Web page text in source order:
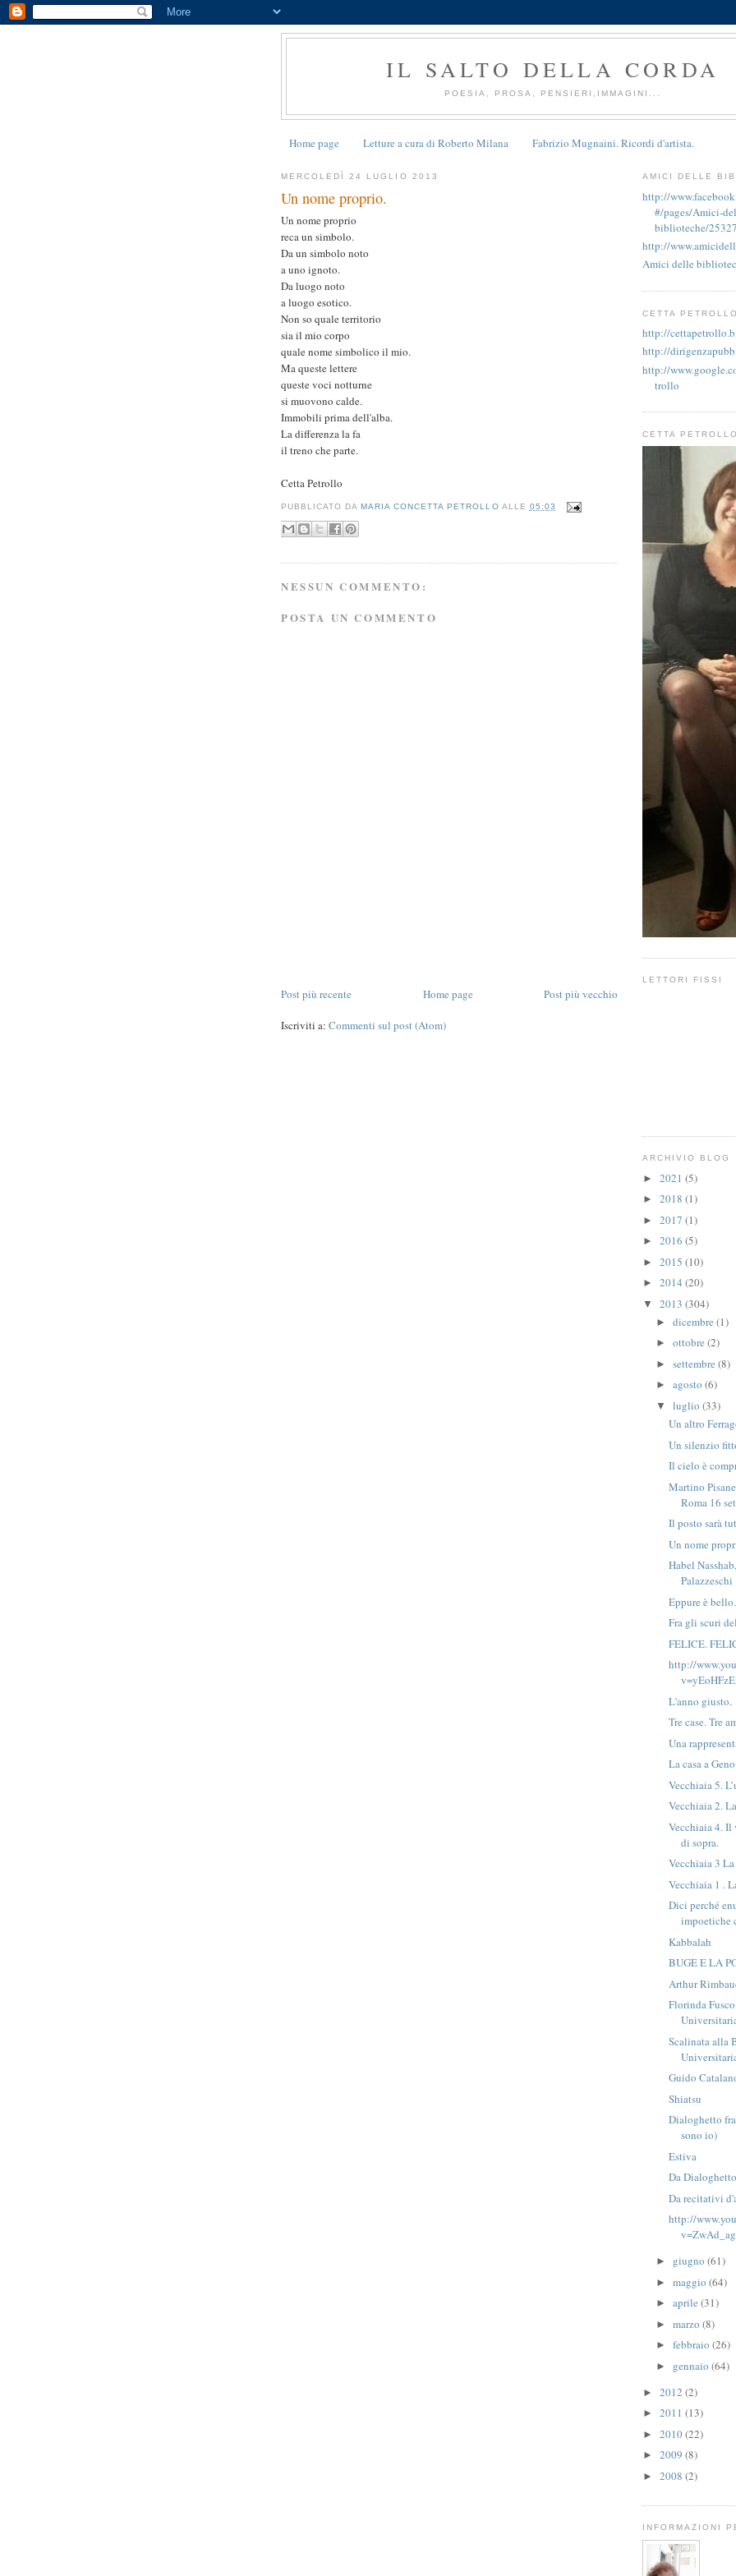
IL SALTO DELLA CORDA
POESIA, PROSA, PENSIERI,IMMAGINI...
Home page Letture a cura di Roberto Milana Fabrizio Mugnaini. Ricordi d'artista.
MERCOLEDÌ 24 LUGLIO 2013
Un nome proprio.
Un nome proprio
reca un simbolo.
Da un simbolo noto
a uno ignoto.
Da luogo noto
a luogo esotico.
Non so quale territorio
sia il mio corpo
quale nome simbolico il mio.
Ma queste lettere
queste voci notturne
si muovono calde.
Immobili prima dell'alba.
La differenza la fa
il treno che parte.
Cetta Petrollo
PUBBLICATO DA MARIA CONCETTA PETROLLO ALLE 05:03
NESSUN COMMENTO:
POSTA UN COMMENTO
Post più recente Post più vecchio
Home page
Iscriviti a: Commenti sul post (Atom)
AMICI DELLE
http://
#/pages/Amici-
biblioteche/
http://
Amici delle
CETTA PETROLLO
http://
http://
http://
trollo
CETTA PETROLLO
LETTORI FISSI
ARCHIVIO BLOG
► 2021 (5)
► 2018 (1)
► 2017 (1)
► 2016 (5)
► 2015 (10)
► 2014 (20)
▼ 2013 (304)
► dicembre (1)
► ottobre (2)
► settembre (8)
► agosto (6)
▼ luglio (33)
Un altro
Un silenzio
Il cielo è
Martino
Roma 16
Il posto sarà
Un nome
Habel
Palazzeschi
Eppure è bello.
Fra gli scuri
FELICE.
http://
L'anno giusto.
Tre case. Tre
Una
La casa a
Vecchiaia 5.
Vecchiaia 2.
Vecchiaia 4. Il
di sopra.
Vecchiaia 3
Vecchiaia 1 .
Dici perché
impoetiche
Kabbalah
BUGE E LA
Arthur
Florinda
Scalinata alla
Guido
Shiatsu
Dialoghetto
sono io)
Estiva
Da Dialoghetto
Da recitativi
http://
► giugno (61)
► maggio (64)
► aprile (31)
► marzo (8)
► febbraio (26)
► gennaio (64)
► 2012 (2)
► 2011 (13)
► 2010(22)
► 2009 (8)
► 2008 (2)
INFORMAZIONI